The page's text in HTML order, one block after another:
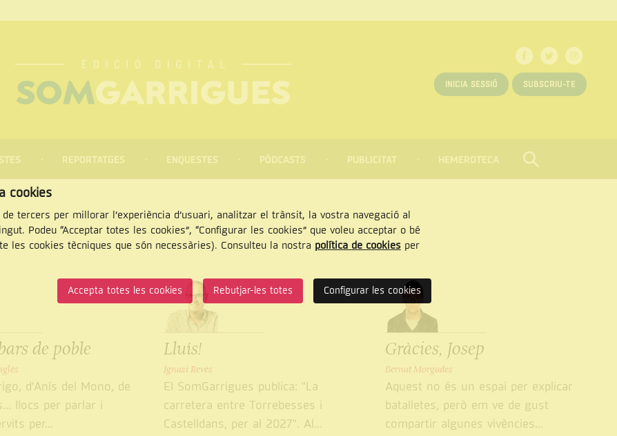
INICIA SESSIÓ SUBSCRIU-TE
REPORTATGES ENQUESTES PÒDCASTS PUBLICITAT HEMEROTECA CERCAR
de poble
d'Anís del Mono, de
llocs per parlar i
per...
Lluís!
Ignasi Revés
El SomGarrigues publica: "La
carretera entre Torrebesses i
Castelldans, per al 2027". Al...
Gràcies, Josep
Bernat Morgades
Aquest no és un espai per explicar
batalletes, però em ve de gust
compartir algunes vivències...
cookies
tercers per millorar l’experiència d’usuari, analitzar el trànsit, la vostra navegació al
Podeu “Acceptar totes les cookies”, “Configurar les cookies” que voleu acceptar o bé
les cookies tècniques que són necessàries). Consulteu la nostra política de cookiesper
Accepta totes les cookies Rebutjar-les totes Configurar les cookies